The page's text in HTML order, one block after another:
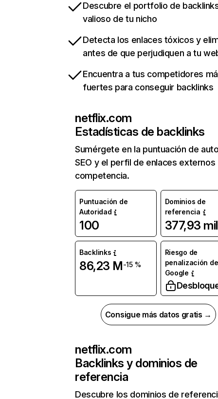
Descubre el portfolio de
valioso de tu nicho
Detecta los enlaces tóxicos y
antes de que perjudiquen a tu
Encuentra a tus competidores
fuertes para conseguir backlinks
netflix.com
Estadísticas de backlinks
Sumérgete en la puntuación de
SEO y el perfil de enlaces externos
competencia.
Puntuación de
Autoridad
100
Dominios de
referencia
377,93 mil
Backlinks
86,23 M-15 %
Riesgo de
penalización de
Google
Consigue más datos gratis →
netflix.com
Backlinks y dominios de
referencia
Descubre los dominios de